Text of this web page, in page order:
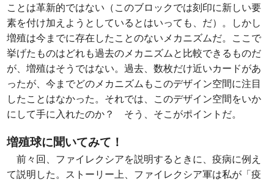
ことは革新的ではない（このブロックでは刻印に新しい要
素を付け加えようとしているとはいっても、だ）。しかし
増殖は今までに存在したことのないメカニズムだ。ここで
挙げたものはどれも過去のメカニズムと比較できるものだ
が、増殖はそうではない。過去、数枚だけ近いカードがあ
ったが、今までどのメカニズムもこのデザイン空間に注目
したことはなかった。それでは、このデザイン空間をいか
にして手に入れたのか？ そう、そこがポイントだ。
増殖球に聞いてみて！
前々回、ファイレクシアを説明するときに、疫病に例え
て説明した。ストーリー上、ファイレクシア軍は私が「疫